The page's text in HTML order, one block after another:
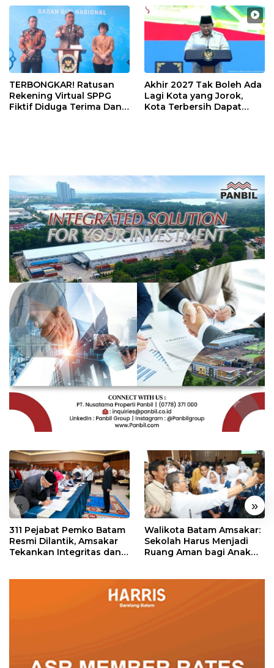
TERBONGKAR! Ratusan
Rekening Virtual SPPG
Fiktif Diduga Terima Dana
Akhir 2027 Tak Boleh Ada
Lagi Kota yang Jorok,
Kota Terbersih Dapat
« »
311 Pejabat Pemko Batam
Resmi Dilantik, Amsakar
Tekankan Integritas dan
Walikota Batam Amsakar:
Sekolah Harus Menjadi
Ruang Aman bagi Anak